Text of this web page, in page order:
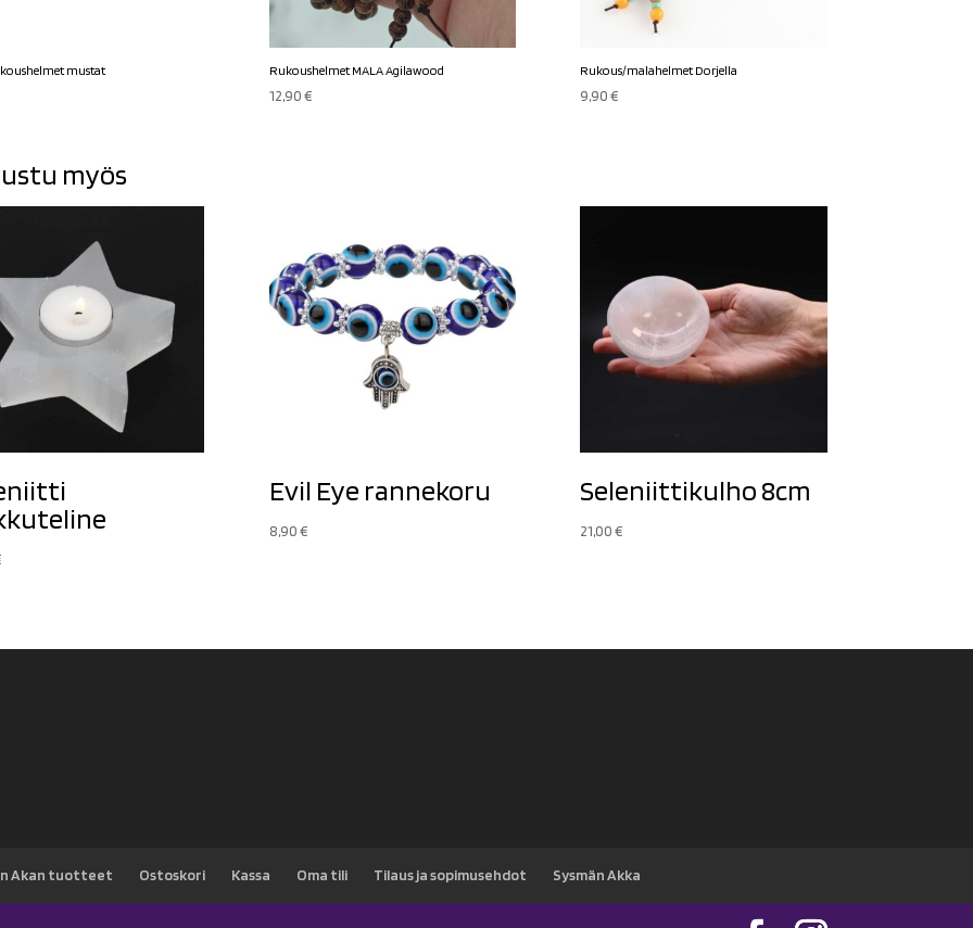
mustat Rukoushelmet MALA Agilawood
12,90€
Rukous/malahelmet Dorjella
9,90€
myös
Evil Eye rannekoru
8,90€
Seleniittikulho 8cm
21,00€
Akan tuotteet Ostoskori Kassa Oma tili Tilaus ja sopimusehdot Sysmän Akka